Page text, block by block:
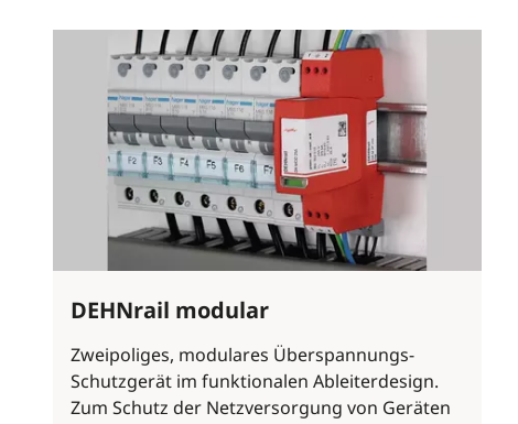
DEHNrail modular
Zweipoliges, modulares Überspannungs-
Schutzgerät im funktionalen Ableiterdesign.
Zum Schutz der Netzversorgung von Geräten